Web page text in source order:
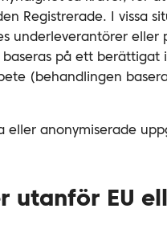
Registrerade. I vissa
underleverantörer
på ett berättigat
(behandlingen
eller anonymiserade
EU